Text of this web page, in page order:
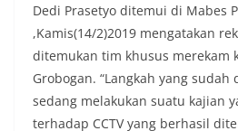
Dedi Prasetyo ditemui di Mabes
,Kamis(14/2)2019 mengatakan
ditemukan tim khusus merekam
Grobogan. “Langkah yang
sedang melakukan suatu kajian
terhadap CCTV yang berhasil